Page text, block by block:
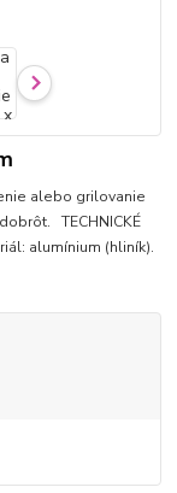
alebo grilovanie
TECHNICKÉ
alumínium (hliník).